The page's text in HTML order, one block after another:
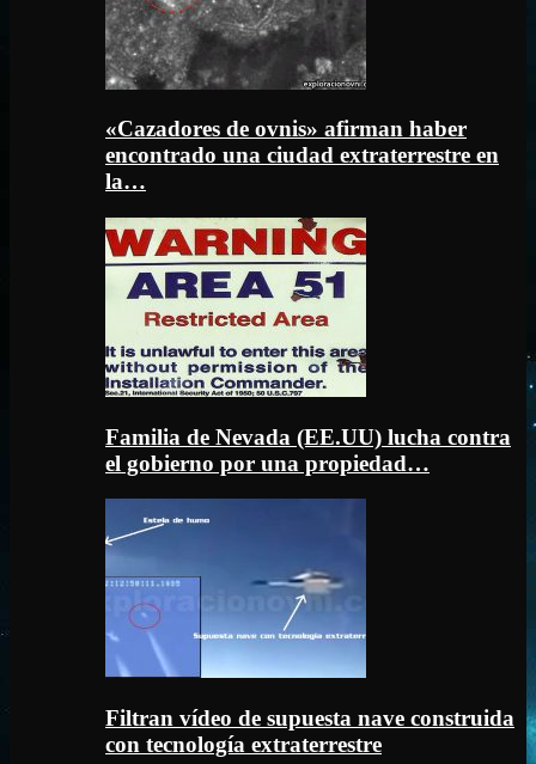
«Cazadores de ovnis» afirman haber
encontrado una ciudad extraterrestre en
la…
Familia de Nevada (EE.UU) lucha contra
el gobierno por una propiedad…
Filtran vídeo de supuesta nave construida
con tecnología extraterrestre